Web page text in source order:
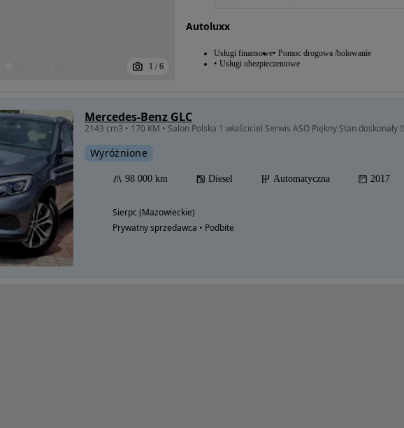
1 / 6
Autoluxx
Usługi finansowe Pomoc drogowa /holowanie
Usługi ubezpieczeniowe
Mercedes-Benz GLC
2143 cm3 • 170 KM • Salon Polska 1 właściciel Serwis ASO Piękny Stan doskonały !!
Wyróżnione
98 000 km Diesel Automatyczna 2017
Sierpc (Mazowieckie)
Prywatny sprzedawca • Podbite